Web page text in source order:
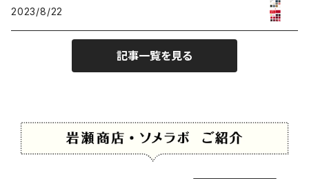
2023/8/22
記事一覧を見る